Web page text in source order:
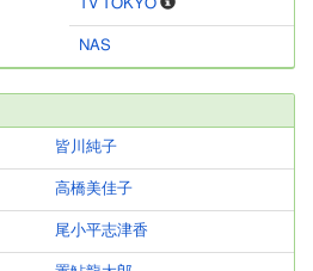
TV TOKYO
NAS
皆川純子
高橋美佳子
尾小平志津香